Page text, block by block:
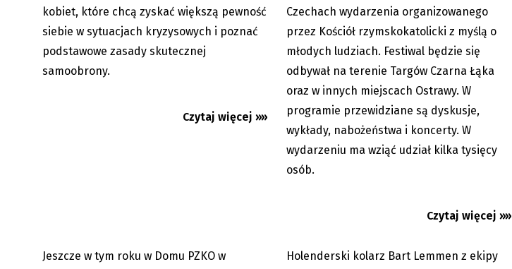
kobiet, które chcą zyskać większą pewność
siebie w sytuacjach kryzysowych i poznać
podstawowe zasady skutecznej
samoobrony.
Czytaj więcej »»
Czechach wydarzenia organizowanego
przez Kościół rzymskokatolicki z myślą o
młodych ludziach. Festiwal będzie się
odbywał na terenie Targów Czarna Łąka
oraz w innych miejscach Ostrawy. W
programie przewidziane są dyskusje,
wykłady, nabożeństwa i koncerty. W
wydarzeniu ma wziąć udział kilka tysięcy
osób.
Czytaj więcej »»
07.08.2026
W Skrzeczoniu MK PZKO czeka na
Jeszcze w tym roku w Domu PZKO w
06.08.2026
Tour de Pologne - Holender
Lemmen wygrał etap w Karpaczu i
został...
Holenderski kolarz Bart Lemmen z ekipy